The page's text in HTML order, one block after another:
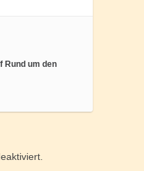
Rund um den